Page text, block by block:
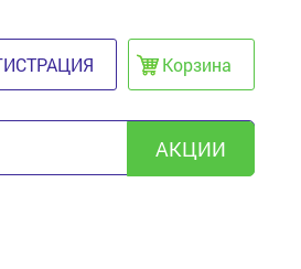
Корзина
АКЦИИ